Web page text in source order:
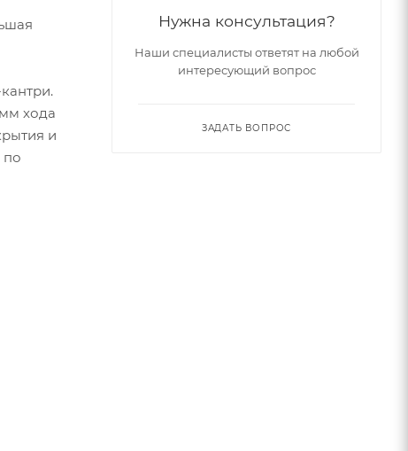
хода
и
по
Нужна консультация?
Наши специалисты ответят на любой
интересующий вопрос
ЗАДАТЬ ВОПРОС